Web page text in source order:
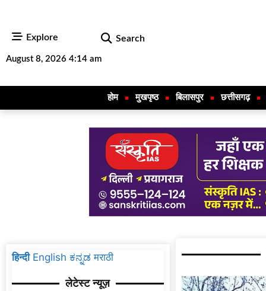
Explore Search
August 8, 2026 4:14 am
होम मुखपृष्ठ बिलासपुर छत्तीसगढ़
हिन्दी English ಕನ್ನಡ मराठी
लेटेस्ट न्यूज़